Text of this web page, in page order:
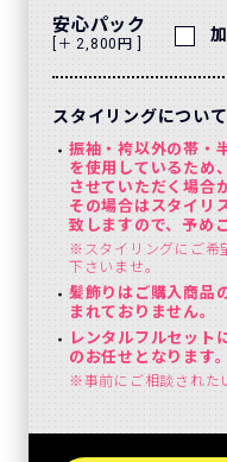
安心パック
[＋ 2,800円 ]
スタイリングについて
振袖・袴以外の帯・
を使用しているため
させていただく場合
その場合はスタイリ
致しますので、予め
※スタイリングにご希
下さいませ。
髪飾りはご購入商品
まれておりません。
レンタルフルセット
のお任せとなります
※事前にご相談された